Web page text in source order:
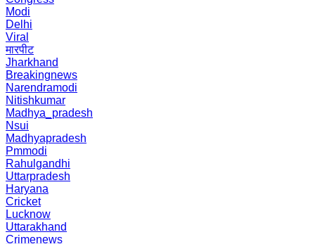
Modi
Delhi
Viral
मारपीट
Jharkhand
Breakingnews
Narendramodi
Nitishkumar
Madhya_pradesh
Nsui
Madhyapradesh
Pmmodi
Rahulgandhi
Uttarpradesh
Haryana
Cricket
Lucknow
Uttarakhand
Crimenews